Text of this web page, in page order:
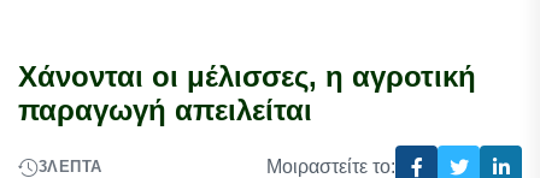
Χάνονται οι μέλισσες, η αγροτική
παραγωγή απειλείται
3ΛΕΠΤΆ Μοιραστείτε το: